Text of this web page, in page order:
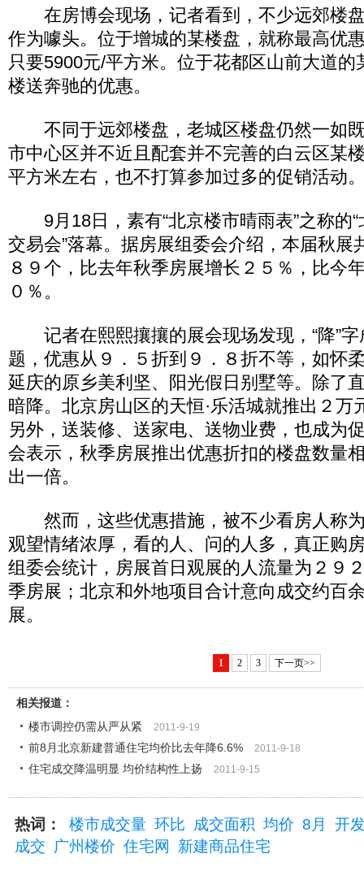
在房博会现场，记者看到，不少远郊楼
作为噱头。位于增城的某楼盘，就称最高优
只要5900元/平方米。位于花都区山前大道的
楼送奔驰的优惠。
不同于远郊楼盘，老城区楼盘仍然一如
市中心区并不近且配套并不完善的白云区某
平方米左右，也不打算参加过多的促销活动
9月18日，素有“北京楼市晴雨表”之称的“
交易会”落幕。据房展组委会介绍，本届秋展
８９个，比去年秋季房展增长２５％，比今
０％。
记者在熙熙攘攘的展会现场发现，“降”字
题，优惠从９．５折到９．８折不等，如怀
延庆的原乡美利坚、阳光假日别墅等。除了
暗降。北京房山区的天恒·乐活城就推出２万
另外，送装修、送家电、送物业费，也成为
会表示，秋季房展推出优惠折扣的楼盘数量
出一倍。
然而，这些优惠措施，被不少看房人称为
观望情绪浓厚，看的人、问的人多，真正购
组委会统计，房展首日观展的人流量为２９
季房展；北京和外地项目合计意向成交约百
展。
1 2 3 下一页>>
相关报道：
楼市调控仍需从严从紧
2011-9-19
前8月北京新建普通住宅均价比去年降6.6% 2011-9-18
住宅成交降温明显 均价结构性上扬 2011-9-15
热词： 楼市成交量 环比 成交面积 均价 8月
开
成交
广州楼价 住宅网 新建商品住宅